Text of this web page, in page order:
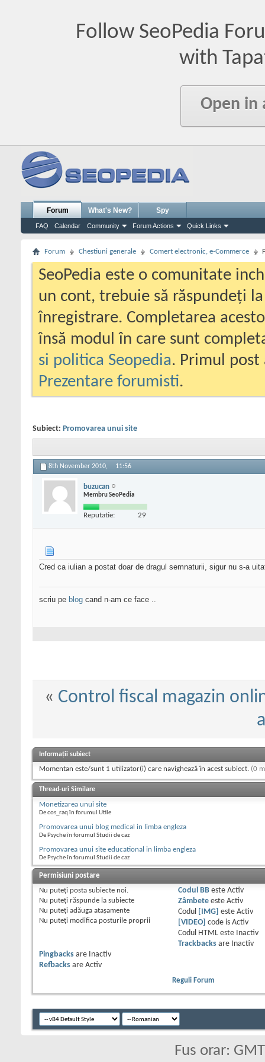
Follow SeoPedia
with
Open in
Forum
FAQ Calendar Community Forum Actions Quick Links
What's New? Spy
Forum Chestiuni generale Comert electronic, e-Commerce
SeoPedia este o comunitate
un cont, trebuie să răspundeți
înregistrare. Completarea
însă modul în care sunt
si politica Seopedia. Primul
Prezentare forumisti.
Subiect: Promovarea unui site
8th November 2010, 11:56
buzucan
Membru SeoPedia
Reputatie: 29
Cred ca iulian a postat doar de dragul semnaturii, sigur nu s-a
scriu pe blog cand n-am ce face ..
« Control fiscal magazin
Informații subiect
Momentan este/sunt 1 utilizator(i) care navighează în acest subiect. (0
Thread-uri Similare
Monetizarea unui site
De cos_raq în forumul Utile
Promovarea unui blog medical in limba engleza
De Psyche în forumul Studii de caz
Promovarea unui site educational in limba engleza
De Psyche în forumul Studii de caz
Permisiuni postare
Nu puteţi posta subiecte noi.
Nu puteţi răspunde la subiecte
Nu puteţi adăuga ataşamente
Nu puteţi modifica posturile proprii
Codul BBeste Activ
Zâmbeteeste Activ
Codul
[IMG] este Activ
[VIDEO] code is Activ
Codul HTML este
Inactiv
Trackbacksare
Inactiv
Pingbacks are
Inactiv
Refbacks are Activ
Reguli Forum
Fus orar: